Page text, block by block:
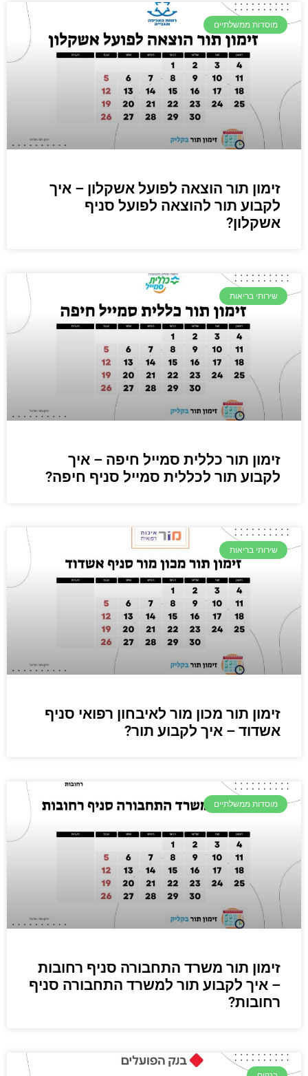
מוסדות ממשלתיים
זימון תור הוצאה לפועל אשקלון – איך
לקבוע תור להוצאה לפועל סניף
אשקלון?
שירותי בריאות
זימון תור כללית סמייל חיפה – איך
לקבוע תור לכללית סמייל סניף חיפה?
שירותי בריאות
זימון תור מכון מור לאיבחון רפואי סניף
אשדוד – איך לקבוע תור?
מוסדות ממשלתיים
זימון תור משרד התחבורה סניף רחובות
– איך לקבוע תור למשרד התחבורה סניף
רחובות?